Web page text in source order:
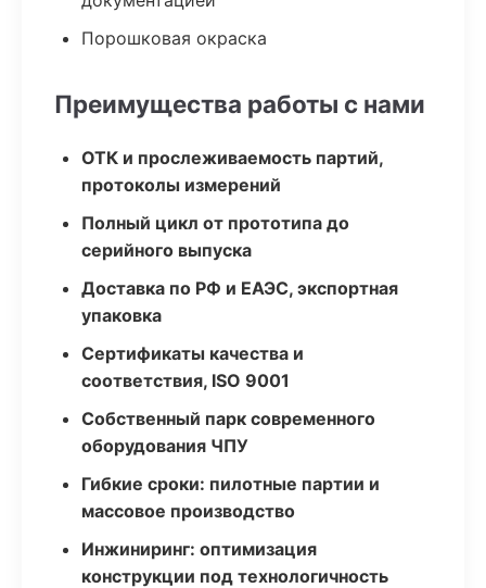
Порошковая окраска
Преимущества работы с нами
ОТК и прослеживаемость партий,
протоколы измерений
Полный цикл от прототипа до
серийного выпуска
Доставка по РФ и ЕАЭС, экспортная
упаковка
Сертификаты качества и
соответствия, ISO 9001
Собственный парк современного
оборудования ЧПУ
Гибкие сроки: пилотные партии и
массовое производство
Инжиниринг: оптимизация
конструкции под технологичность